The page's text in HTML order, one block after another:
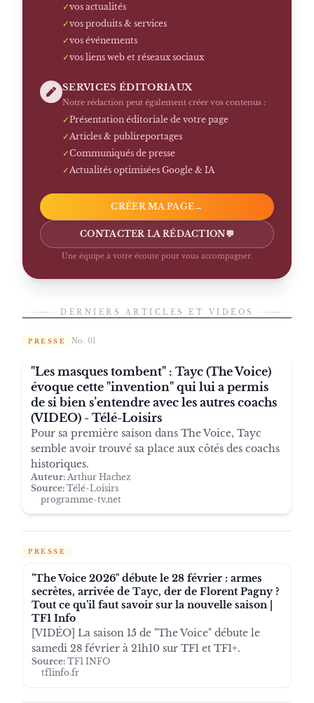
✓vos actualités
✓vos produits & services
✓vos événements
✓vos liens web et réseaux sociaux
SERVICES ÉDITORIAUX
Notre rédaction peut également créer vos contenus :
✓Présentation éditoriale de votre page
✓ Articles & publireportages
✓Communiqués de presse
✓ Actualités optimisées Google & IA
CRÉER MA PAGE→
CONTACTER LA RÉDACTION💬
Une équipe à votre écoute pour vous accompagner.
DERNIERS ARTICLES ET VIDÉOS
PRESSE No. 01
"Les masques tombent" : Tayc (The Voice)
évoque cette "invention" qui lui a permis
de si bien s’entendre avec les autres coachs
(VIDEO) - Télé-Loisirs
Pour sa première saison dans The Voice, Tayc
semble avoir trouvé sa place aux côtés des coachs
historiques.
Auteur: Arthur Hachez
Source: Télé-Loisirs
programme-tv.net
PRESSE
"The Voice 2026" débute le 28 février : armes
secrètes, arrivée de Tayc, der de Florent Pagny ?
Tout ce qu’il faut savoir sur la nouvelle saison |
TF1 Info
[VIDÉO] La saison 15 de "The Voice" débute le
samedi 28 février à 21h10 sur TF1 et TF1+.
Source: TF1 INFO
tf1info.fr